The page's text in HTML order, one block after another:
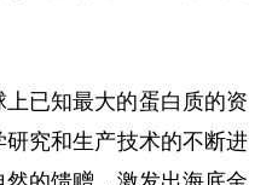
已知最大的蛋白质的资
究和生产技术的不断进